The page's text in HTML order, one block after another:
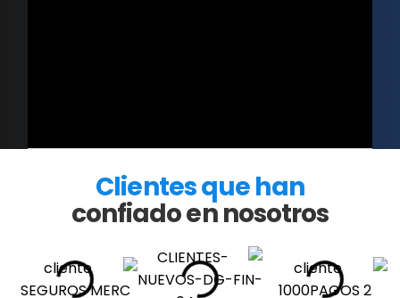
Clientes que han
confiado en nosotros